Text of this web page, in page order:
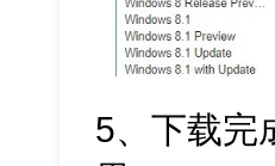
5、下载完